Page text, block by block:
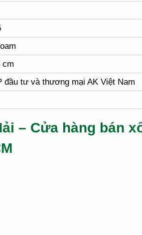
cm
đầu tư và thương mại AK Việt Nam
– Cửa hàng bán